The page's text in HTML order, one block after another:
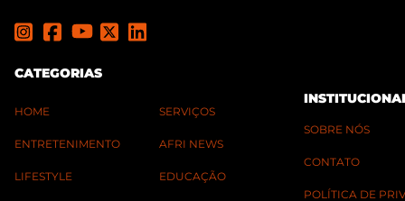
CATEGORIAS
HOME
ENTRETENIMENTO
LIFESTYLE
SERVIÇOS
AFRI NEWS
EDUCAÇÃO
SOBRE NÓS
CONTATO
POLÍTICA DE